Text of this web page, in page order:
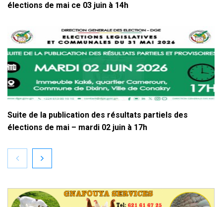
élections de mai ce 03 juin à 14h
Suite de la publication des résultats partiels des
élections de mai – mardi 02 juin à 17h